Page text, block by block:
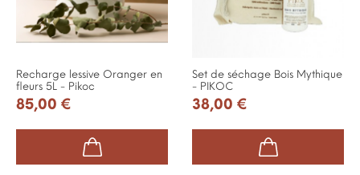
Recharge lessive Oranger en
fleurs 5L - Pikoc
85,00 €
Set de séchage Bois Mythique
- PIKOC
38,00 €